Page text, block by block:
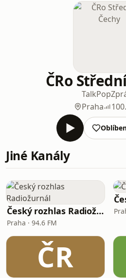
ČRo
TalkPop
Praha
Jiné Kanály
Český rozhlas Radiožurnál
Praha · 94.6 FM
ČR